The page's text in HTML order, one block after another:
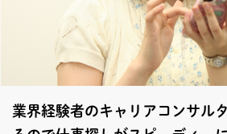
業界経験者のキャリアコンサル